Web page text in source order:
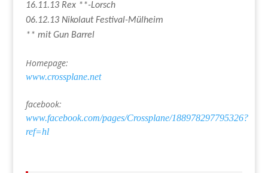
16.11.13 Rex **-Lorsch
06.12.13 Nikolaut Festival-Mülheim
** mit Gun Barrel
Homepage:
www.crossplane.net
facebook:
www.facebook.com/pages/Crossplane/188978297795326?
ref=hl